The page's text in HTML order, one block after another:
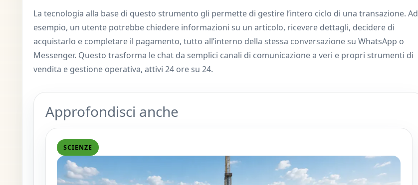
La tecnologia alla base di questo strumento gli permette di gestire l’intero ciclo di una transazione. Ad
esempio, un utente potrebbe chiedere informazioni su un articolo, ricevere dettagli, decidere di
acquistarlo e completare il pagamento, tutto all’interno della stessa conversazione su WhatsApp o
Messenger. Questo trasforma le chat da semplici canali di comunicazione a veri e propri strumenti di
vendita e gestione operativa, attivi 24 ore su 24.
Approfondisci anche
SCIENZE